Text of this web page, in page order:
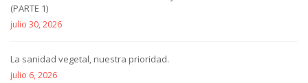
(PARTE 1)
julio 30, 2026
La sanidad vegetal, nuestra prioridad.
julio 6, 2026